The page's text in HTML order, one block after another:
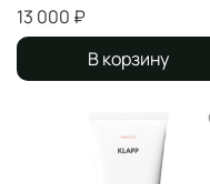
13 000 ₽
В корзину